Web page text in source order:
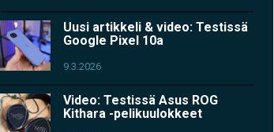
Uusi artikkeli & video: Testissä
Google Pixel 10a
9.3.2026
Video: Testissä Asus ROG
Kithara -pelikuulokkeet